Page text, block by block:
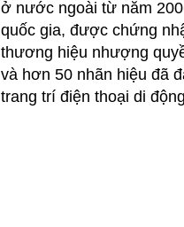
ở nước ngoài từ năm
quốc gia, được chứng
thương hiệu nhượng
và hơn 50 nhãn hiệu đã
trang trí điện thoại di